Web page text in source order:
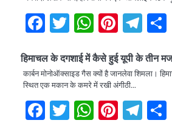
Facebook
Twitter
हिमाचल के दगशाई में कैसे हुई यूपी के तीन
कार्बन मोनोऑक्साइड गैस क्यों है जानलेवा शिमला।
स्थित एक मकान के कमरे में रखी अंगीठी…
Facebook
Twitter